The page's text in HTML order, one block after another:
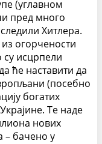
(углавном
пред много
Хитлера.
огорчености
исцрпели
ће наставити да
(посебно
богатих
Те наде
нових
– бачено у